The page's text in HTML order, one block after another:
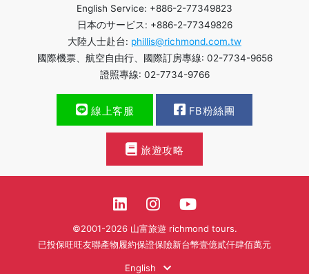
English Service: +886-2-77349823
日本のサービス: +886-2-77349826
大陸人士赴台: phillis@richmond.com.tw
國際機票、航空自由行、國際訂房專線: 02-7734-9656
證照專線: 02-7734-9766
線上客服 FB粉絲團
旅遊攻略
©2001-2026 山富旅遊 richmond tours.
已投保旺旺友聯產物履約保證保險新台幣壹億貳仟肆佰萬元
English